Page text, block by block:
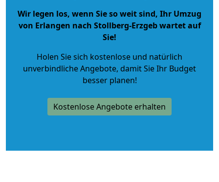
Wir legen los, wenn Sie so weit sind, Ihr Umzug
von Erlangen nach Stollberg-Erzgeb wartet auf
Sie!
Holen Sie sich kostenlose und natürlich
unverbindliche Angebote, damit Sie Ihr Budget
besser planen!
Kostenlose Angebote erhalten